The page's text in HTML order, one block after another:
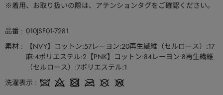
※着用、お取り扱いの際は、アテンションタグをご確認ください。
品番
010JSF01-7281
素材
【NVY】コットン:57レーヨン:20再生繊維（セルロース）:17
麻:4ポリエステル:2【PNK】コットン:84レーヨン:8再生繊維
（セルロース）:7ポリエステル:1
洗濯表示